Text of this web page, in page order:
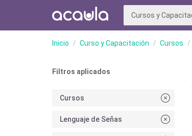
Cursos y
Inicio Curso y Capacitación Cursos
Filtros aplicados
Cursos
Lenguaje de Señas